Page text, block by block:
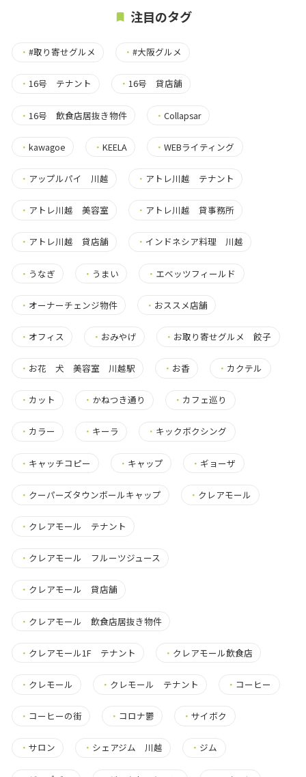
注目のタグ
・ #取り寄せグルメ ・#大阪グルメ
・ 16号 テナント ・16号 貸店舗
・ 16号 飲食店居抜き物件 ・Collapsar
・ kawagoe ・KEELA ・WEBライティング
・ アップルパイ 川越 ・ アトレ川越 テナント
・ アトレ川越 美容室 ・ アトレ川越 貸事務所
・ アトレ川越 貸店舗 ・ インドネシア料理 川越
・ うなぎ ・ うまい ・ エベッツフィールド
・ オーナーチェンジ物件 ・ おススメ店舗
・ オフィス ・ おみやげ ・ お取り寄せグルメ 餃子
・ お花 犬 美容室 川越駅 ・ お香 ・ カクテル
・ カット ・ かねつき通り ・ カフェ巡り
・ カラー ・ キーラ ・ キックボクシング
・ キャッチコピー ・ キャップ ・ ギョーザ
・ クーパーズタウンボールキャップ ・ クレアモール
・ クレアモール テナント
・ クレアモール フルーツジュース
・ クレアモール 貸店舗
・ クレアモール 飲食店居抜き物件
・ クレアモール1F テナント ・ クレアモール飲食店
・ クレモール ・ クレモール テナント ・ コーヒー
・ コーヒーの街 ・ コロナ鬱 ・サイボク
・ サロン ・ シェアジム 川越 ・ ジム